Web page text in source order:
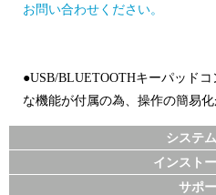
お問い合わせください。
●USB/BLUETOOTHキーパッド
な機能が付属の為、操作の簡易化
システ
インスト
サポ